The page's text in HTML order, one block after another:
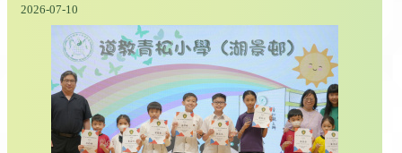
2026-07-10